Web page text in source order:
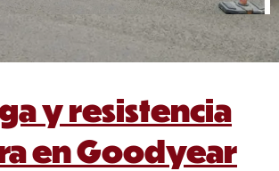
y resistencia
en Goodyear